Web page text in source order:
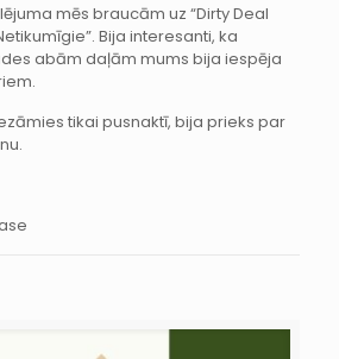
mēs braucām uz “Dirty Deal
Bija interesanti, ka
abām daļām mums bija iespēja
tikai pusnaktī, bija prieks par